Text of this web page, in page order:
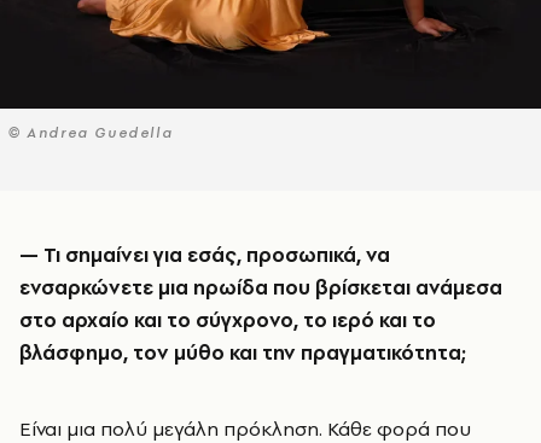
© Andrea Guedella
— Τι σημαίνει για εσάς, προσωπικά, να
ενσαρκώνετε μια ηρωίδα που βρίσκεται ανάμεσα
στο αρχαίο και το σύγχρονο, το ιερό και το
βλάσφημο, τον μύθο και την πραγματικότητα;
Είναι μια πολύ μεγάλη πρόκληση. Κάθε φορά που